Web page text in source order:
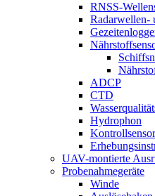
RNSS-
Radarwellen-
ADCP
CTD
Hydrophon
UAV-montierte
Probenahmegeräte
Winde